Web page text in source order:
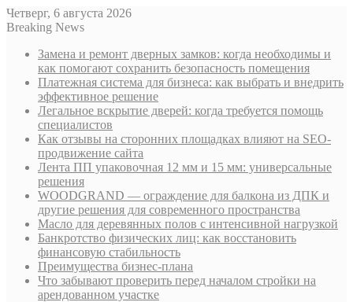
Четверг, 6 августа 2026
Breaking News
Замена и ремонт дверных замков: когда необходимы и
как помогают сохранить безопасность помещения
Платежная система для бизнеса: как выбрать и внедрить
эффективное решение
Легальное вскрытие дверей: когда требуется помощь
специалистов
Как отзывы на сторонних площадках влияют на SEO-
продвижение сайта
Лента ПП упаковочная 12 мм и 15 мм: универсальные
решения
WOODGRAND — ограждение для балкона из ДПК и
другие решения для современного пространства
Масло для деревянных полов с интенсивной нагрузкой
Банкротство физических лиц: как восстановить
финансовую стабильность
Преимущества бизнес-плана
Что забывают проверить перед началом стройки на
арендованном участке